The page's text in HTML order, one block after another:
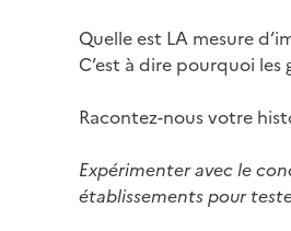
Quelle est LA mesure
C’est à dire pourquoi
Racontez-nous votre
Expérimenter avec le
établissements pour